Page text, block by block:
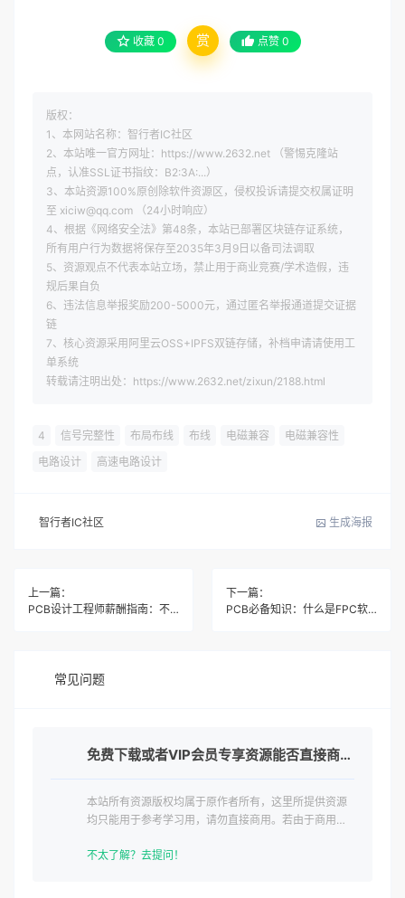
收藏 0 赏 点赞 0
版权：
1、本网站名称：智行者IC社区
2、本站唯一官方网址：https://www.2632.net （警惕克隆站
点，认准SSL证书指纹：B2:3A:...）
3、本站资源100%原创除软件资源区，侵权投诉请提交权属证明
至 xiciw@qq.com （24小时响应）
4、根据《网络安全法》第48条，本站已部署区块链存证系统，
所有用户行为数据将保存至2035年3月9日以备司法调取
5、资源观点不代表本站立场，禁止用于商业竞赛/学术造假，违
规后果自负
6、违法信息举报奖励200-5000元，通过匿名举报通道提交证据
链
7、核心资源采用阿里云OSS+IPFS双链存储，补档申请请使用工
单系统
转载请注明出处：https://www.2632.net/zixun/2188.html
4 信号完整性 布局布线 布线 电磁兼容
电磁兼容性
电路设计
高速电路设计
智行者IC社区 生成海报
上一篇：
PCB设计工程师薪酬指南：不同经验与地域的薪资区间
下一篇：
PCB必备知识：什么是FPC软板和软硬结合板
常见问题
免费下载或者VIP会员专享资源能否直接商用？
本站所有资源版权均属于原作者所有，这里所提供资源
均只能用于参考学习用，请勿直接商用。若由于商用引
不太了解？去提问！